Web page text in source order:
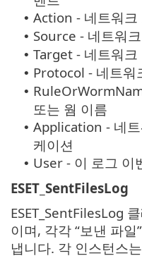
• Action - 네트워크
• Source - 네트워
• Target - 네트워
• Protocol - 네트워
•
또는 웜 이름
• Application - 네
케이션
• User - 이 로그 이
ESET_SentFilesLog
ESET_SentFilesLog
이며, 각각 “보낸 파
냅니다. 각 인스턴스